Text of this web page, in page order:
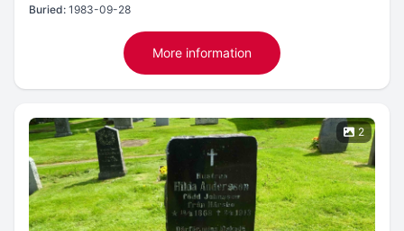
Buried: 1983-09-28
More information
2